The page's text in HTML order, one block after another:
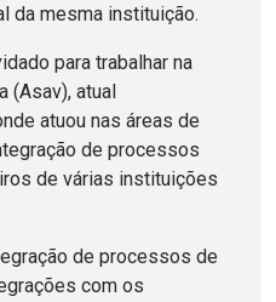
da mesma instituição.
para trabalhar na
(Asav), atual
atuou nas áreas de
de processos
de várias instituições
de processos de
com os